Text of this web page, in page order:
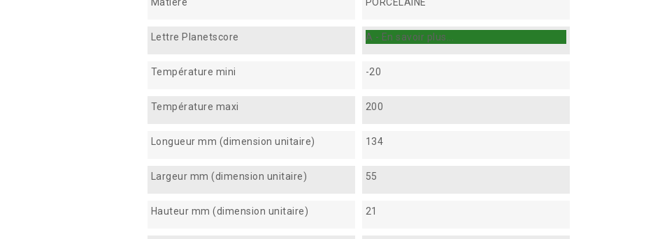
Lettre Planetscore A - En savoir plus...
Température mini -20
Température maxi 200
Longueur mm (dimension unitaire) 134
Largeur mm (dimension unitaire) 55
Hauteur mm (dimension unitaire) 21